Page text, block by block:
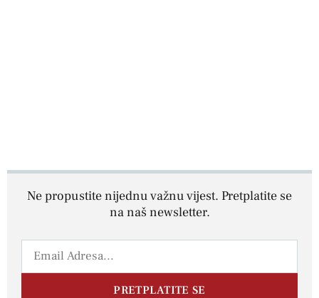
Ne propustite nijednu važnu vijest. Pretplatite se
na naš newsletter.
PRETPLATITE SE